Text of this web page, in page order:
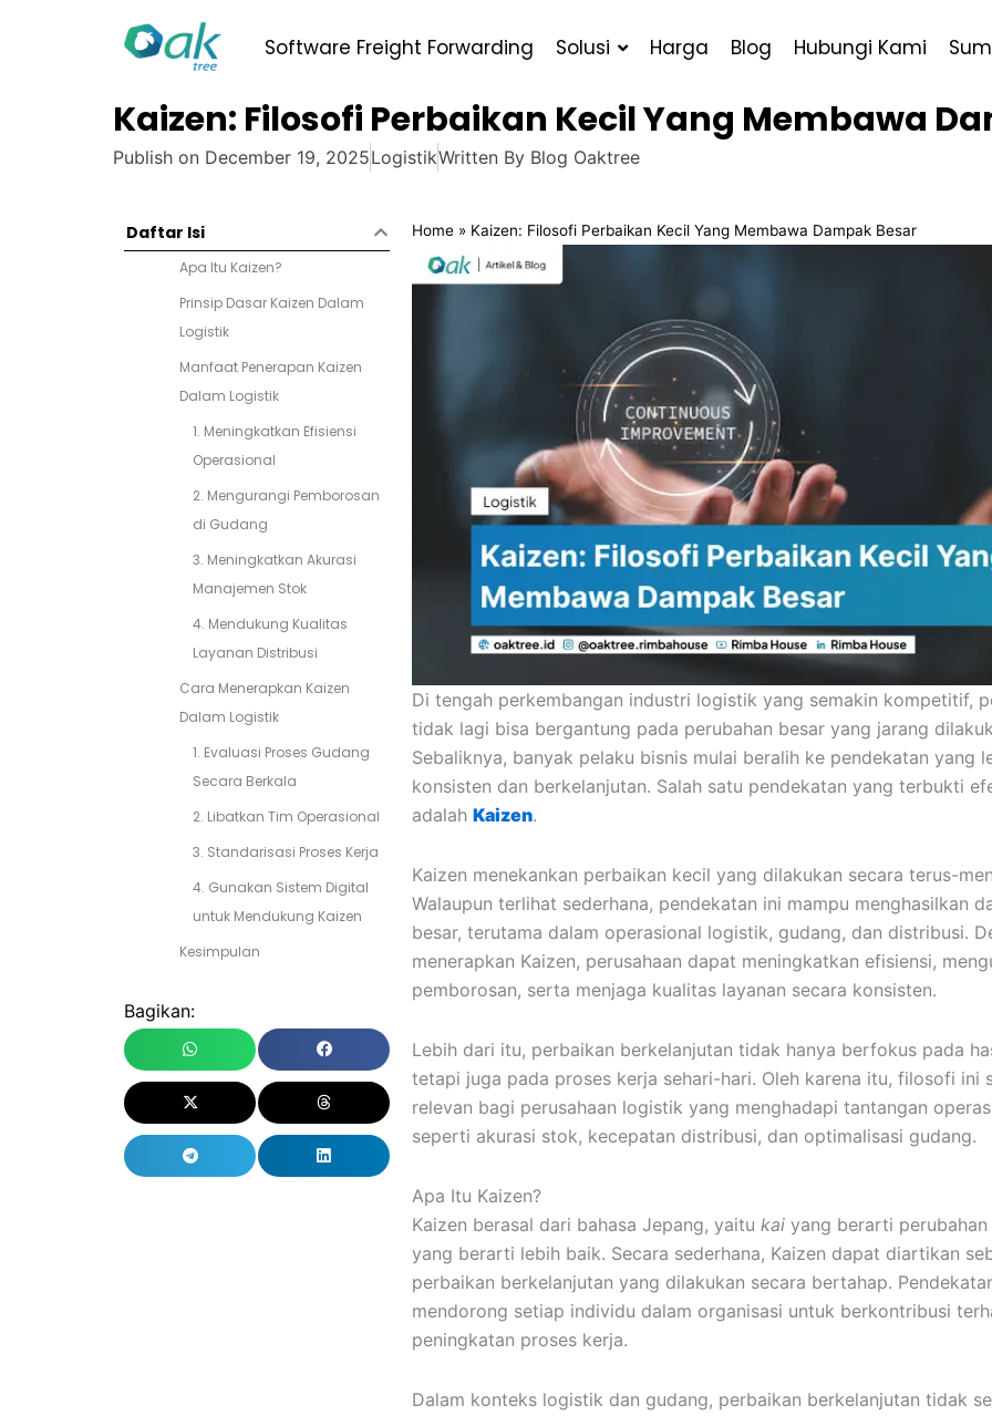
Software Freight Forwarding Solusi Harga Blog Hubungi Kami
Kaizen: Filosofi Perbaikan Kecil Yang Membawa
Publish on December 19, 2025LogistikWritten By Blog Oaktree
Daftar Isi
Apa Itu Kaizen?
Prinsip Dasar Kaizen Dalam
Logistik
Manfaat Penerapan Kaizen
Dalam Logistik
1. Meningkatkan Efisiensi
Operasional
2. Mengurangi Pemborosan
di Gudang
3. Meningkatkan Akurasi
Manajemen Stok
4. Mendukung Kualitas
Layanan Distribusi
Cara Menerapkan Kaizen
Dalam Logistik
1. Evaluasi Proses Gudang
Secara Berkala
2. Libatkan Tim Operasional
3. Standarisasi Proses Kerja
4. Gunakan Sistem Digital
untuk Mendukung Kaizen
Kesimpulan
Bagikan:
Home » Kaizen: Filosofi Perbaikan Kecil Yang Membawa Dampak Besar
Di tengah perkembangan industri logistik yang semakin kompetitif,
tidak lagi bisa bergantung pada perubahan besar yang jarang
Sebaliknya, banyak pelaku bisnis mulai beralih ke pendekatan yang
konsisten dan berkelanjutan. Salah satu pendekatan yang terbukti
adalahKaizen.
Kaizen menekankan perbaikan kecil yang dilakukan secara terus-
Walaupun terlihat sederhana, pendekatan ini mampu menghasilkan
besar, terutama dalam operasional logistik, gudang, dan distribusi.
menerapkan Kaizen, perusahaan dapat meningkatkan efisiensi,
pemborosan, serta menjaga kualitas layanan secara konsisten.
Lebih dari itu, perbaikan berkelanjutan tidak hanya berfokus pada
tetapi juga pada proses kerja sehari-hari. Oleh karena itu, filosofi ini
relevan bagi perusahaan logistik yang menghadapi tantangan
seperti akurasi stok, kecepatan distribusi, dan optimalisasi gudang.
Apa Itu Kaizen?
Kaizen berasal dari bahasa Jepang, yaitukai yang berarti
yang berarti lebih baik. Secara sederhana, Kaizen dapat diartikan
perbaikan berkelanjutan yang dilakukan secara bertahap.
mendorong setiap individu dalam organisasi untuk berkontribusi
peningkatan proses kerja.
Dalam konteks logistik dan gudang, perbaikan berkelanjutan tidak